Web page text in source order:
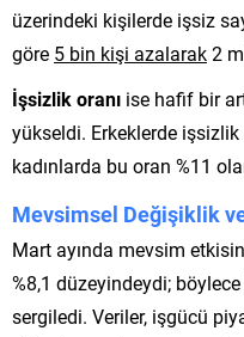
üzerindeki kişilerde işsiz
göre 5 bin kişi azalarak2
İşsizlik oranı ise hafif bir
yükseldi. Erkeklerde
kadınlarda bu oran %11
Mevsimsel Değişiklik
Mart ayında mevsim
%8,1 düzeyindeydi;
sergiledi. Veriler, işgücü